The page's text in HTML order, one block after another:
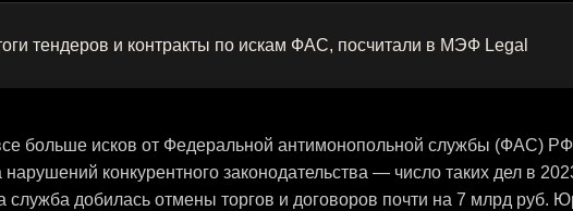
тендеров и контракты по искам ФАС, посчитали в МЭФ Legal
больше исков от Федеральной антимонопольной службы (ФАС)
конкурентного законодательства — число таких дел в
служба добилась отмены торгов и договоров почти на 7 млрд руб.